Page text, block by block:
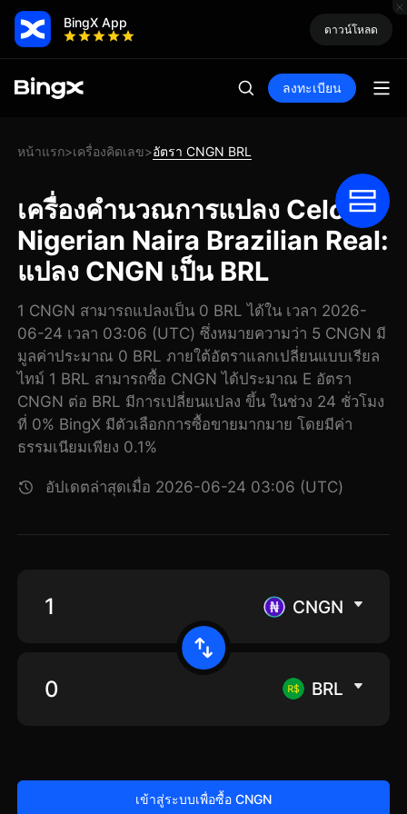
BingX App ดาวน์โหลด
ลงทะเบียน
หน้าแรก>เครื่องคิดเลข>อัตรา CNGN BRL
เครื่องคำนวณการแปลง Celo
Nigerian Naira Brazilian Real:
แปลง CNGN เป็น BRL
1 CNGN สามารถแปลงเป็น 0 BRL ได้ใน เวลา 2026-
06-24 เวลา 03:06 (UTC) ซึ่งหมายความว่า 5 CNGN มี
มูลค่าประมาณ 0 BRL ภายใต้อัตราแลกเปลี่ยนแบบเรียล
ไทม์ 1 BRL สามารถซื้อ CNGN ได้ประมาณ E อัตรา
CNGN ต่อ BRL มีการเปลี่ยนแปลง ขึ้น ในช่วง 24 ชั่วโมง
ที่ 0% BingX มีตัวเลือกการซื้อขายมากมาย โดยมีค่า
ธรรมเนียมเพียง 0.1%
อัปเดตล่าสุดเมื่อ 2026-06-24 03:06 (UTC)
CNGN
BRL
เข้าสู่ระบบเพื่อซื้อ CNGN